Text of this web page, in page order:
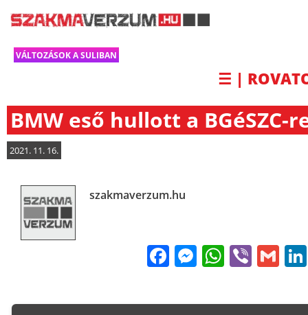
VÁLTOZÁSOK A SULIBAN
☰ |
BMW eső hullott a BGéSZC-
2021. 11. 16.
szakmaverzum.hu
FacebookViber